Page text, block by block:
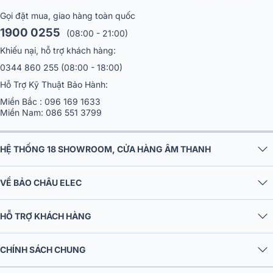
Gọi đặt mua, giao hàng toàn quốc
1900 0255
(08:00 - 21:00)
Khiếu nại, hỗ trợ khách hàng:
0344 860 255 (08:00 - 18:00)
Hỗ Trợ Kỹ Thuật Bảo Hành:
Miền Bắc : 096 169 1633
Miền Nam: 086 551 3799
HỆ THỐNG 18 SHOWROOM, CỬA HÀNG ÂM THANH
VỀ BẢO CHÂU ELEC
HỖ TRỢ KHÁCH HÀNG
CHÍNH SÁCH CHUNG